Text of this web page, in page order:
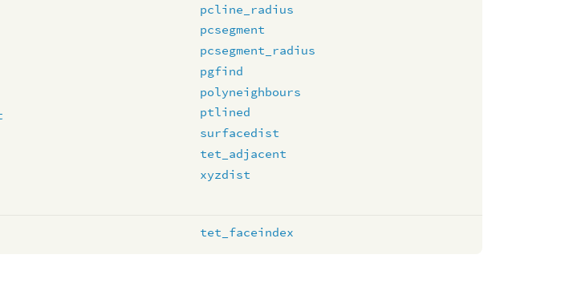
pcline_radius
pcsegment
pcsegment_radius
pgfind
polyneighbours
ptlined
surfacedist
tet_adjacent
xyzdist
tet_faceindex